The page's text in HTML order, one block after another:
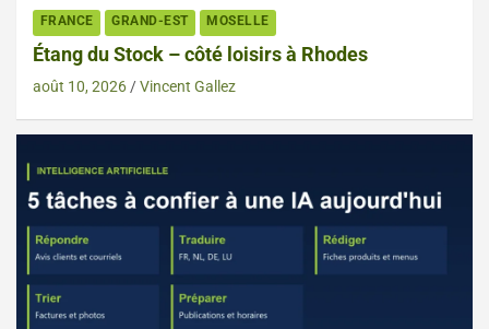
FRANCE GRAND-EST MOSELLE
Étang du Stock – côté loisirs à Rhodes
août 10, 2026 Vincent Gallez